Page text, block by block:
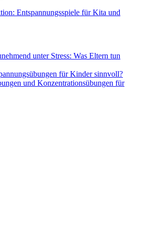
Entspannungsspiele für Kita und
unter Stress: Was Eltern tun
für Kinder sinnvoll?
und Konzentrationsübungen für